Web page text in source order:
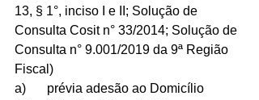
13, § 1°, inciso I e II; Solução de
Consulta Cosit n° 33/2014; Solução de
Consulta n° 9.001/2019 da 9ª Região
Fiscal)
a)	prévia adesão ao Domicílio